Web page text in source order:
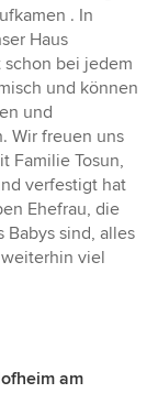
. In
Haus
bei jedem
und können
und
Wir freuen uns
Familie Tosun,
verfestigt hat
Ehefrau, die
Babys sind, alles
viel
am